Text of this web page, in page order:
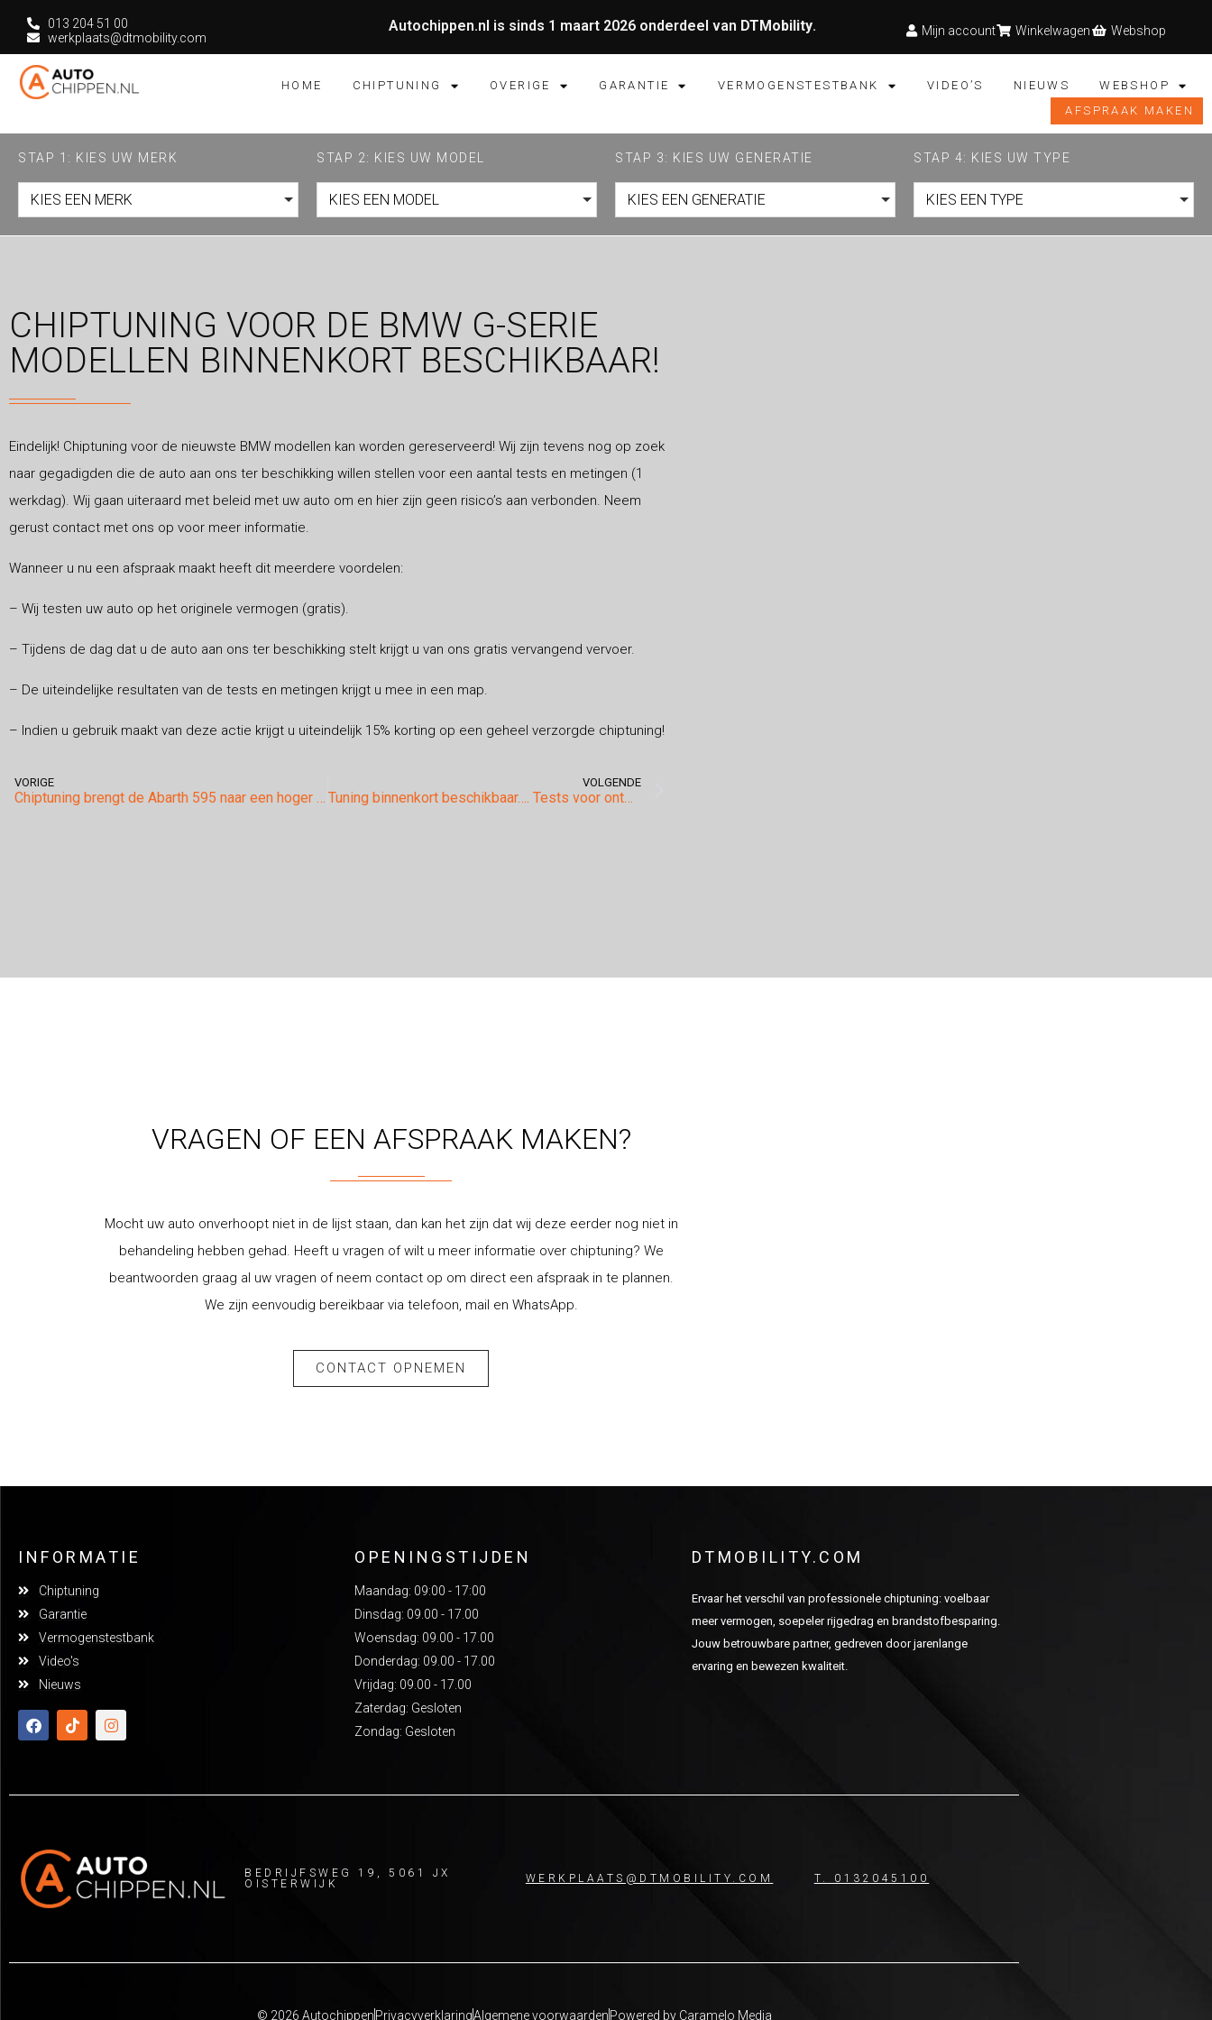
013 204 51 00
werkplaats@dtmobility.com
Autochippen.nl is sinds 1 maart 2026 onderdeel van DTMobility. Mijn account Winkelwagen Webshop
HOME CHIPTUNING OVERIGE GARANTIE VERMOGENSTESTBANK VIDEO’S NIEUWS
WEBSHOP
AFSPRAAK MAKEN
STAP 1: KIES UW MERK
KIES EEN MERK
STAP 2: KIES UW MODEL
KIES EEN MODEL
STAP 3: KIES UW GENERATIE
KIES EEN GENERATIE
STAP 4: KIES UW TYPE
KIES EEN TYPE
CHIPTUNING VOOR DE BMW G-SERIE
MODELLEN BINNENKORT BESCHIKBAAR!
Eindelijk! Chiptuning voor de nieuwste BMW modellen kan worden gereserveerd! Wij zijn tevens nog op zoek
naar gegadigden die de auto aan ons ter beschikking willen stellen voor een aantal tests en metingen (1
werkdag). Wij gaan uiteraard met beleid met uw auto om en hier zijn geen risico’s aan verbonden. Neem
gerust contact met ons op voor meer informatie.
Wanneer u nu een afspraak maakt heeft dit meerdere voordelen:
– Wij testen uw auto op het originele vermogen (gratis).
– Tijdens de dag dat u de auto aan ons ter beschikking stelt krijgt u van ons gratis vervangend vervoer.
– De uiteindelijke resultaten van de tests en metingen krijgt u mee in een map.
– Indien u gebruik maakt van deze actie krijgt u uiteindelijk 15% korting op een geheel verzorgde chiptuning!
VORIGE
Chiptuning brengt de Abarth 595 naar een hoger niveau!
VOLGENDE
Tuning binnenkort beschikbaar…. Tests voor ontwikkeling van software voor de Bmw 520d G30!
VRAGEN OF EEN AFSPRAAK MAKEN?
Mocht uw auto onverhoopt niet in de lijst staan, dan kan het zijn dat wij deze eerder nog niet in
behandeling hebben gehad. Heeft u vragen of wilt u meer informatie over chiptuning? We
beantwoorden graag al uw vragen of neem contact op om direct een afspraak in te plannen.
We zijn eenvoudig bereikbaar via telefoon, mail en WhatsApp.
CONTACT OPNEMEN
INFORMATIE
Chiptuning
Garantie
Vermogenstestbank
Video's
Nieuws
OPENINGSTIJDEN
Maandag: 09:00 - 17:00
Dinsdag: 09.00 - 17.00
Woensdag: 09.00 - 17.00
Donderdag: 09.00 - 17.00
Vrijdag: 09.00 - 17.00
Zaterdag: Gesloten
Zondag: Gesloten
DTMOBILITY.COM
Ervaar het verschil van professionele chiptuning: voelbaar
meer vermogen, soepeler rijgedrag en brandstofbesparing.
Jouw betrouwbare partner, gedreven door jarenlange
ervaring en bewezen kwaliteit.
BEDRIJFSWEG 19, 5061 JX
OISTERWIJK
WERKPLAATS@DTMOBILITY.COM T. 0132045100
© 2026 AutochippenPrivacyverklaringAlgemene voorwaardenPowered by Caramelo Media